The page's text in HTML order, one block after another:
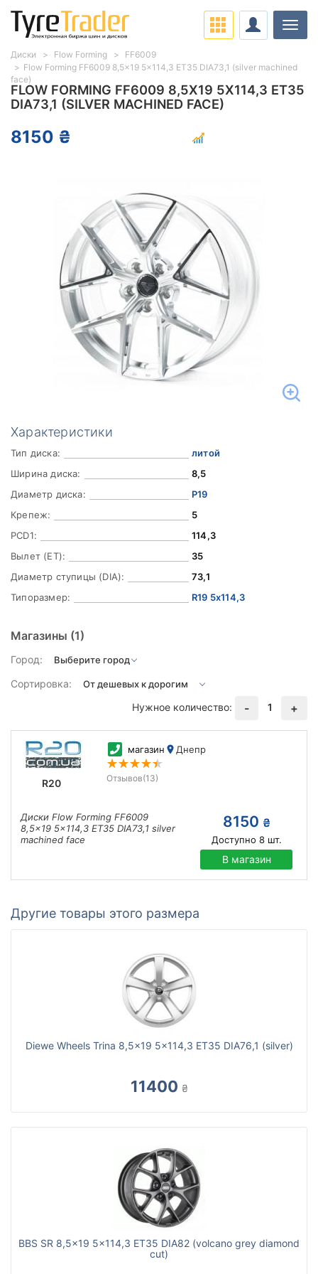
FLOW FORMING FF6009 8,5X19 5X114,3 ET35
DIA73,1 (SILVER MACHINED FACE)
8150 ₴
Характеристики
Тип диска:
литой
Ширина диска:
8,5
Диаметр диска:
Р19
Крепеж:
5
PCD1:
114,3
Вылет (ET):
35
Диаметр ступицы (DIA):
73,1
Типоразмер:
R19 5x114,3
Магазины (1)
Город:
Сортировка:
Нужное количество:
- 1 +
R20
магазин Днепр
Отзывов(13)
Диски Flow Forming FF6009
8,5x19 5x114,3 ET35 DIA73,1 silver
machined face
8150 ₴
Доступно 8шт.
В магазин
Другие товары этого размера
Diewe Wheels Trina 8,5x19 5x114,3 ET35 DIA76,1 (silver)
11400 ₴
BBS SR 8,5x19 5x114,3 ET35 DIA82 (volcano grey diamond
cut)
Диски Flow Forming
FF6009
Flow Forming FF6009 8,5x19 5x114,3 ET35 DIA73,1 (silver machined
face)